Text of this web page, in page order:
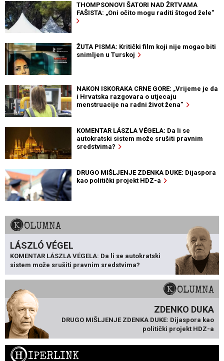
THOMPSONOVI ŠATORI NAD ŽRTVAMA
FAŠISTA: „Oni očito mogu raditi štogod žele“
ŽUTA PISMA: Kritički film koji nije mogao biti
snimljen u Turskoj
NAKON ISKORAKA CRNE GORE: „Vrijeme je da
i Hrvatska razgovara o utjecaju
menstruacije na radni život žena“
KOMENTAR LÁSZLA VÉGELA: Da li se
autokratski sistem može srušiti pravnim
sredstvima?
DRUGO MIŠLJENJE ZDENKA DUKE: Dijaspora
kao politički projekt HDZ-a
KOLUMNA
LÁSZLÓ VÉGEL
KOMENTAR LÁSZLA VÉGELA: Da li se autokratski
sistem može srušiti pravnim sredstvima?
KOLUMNA
ZDENKO DUKA
DRUGO MIŠLJENJE ZDENKA DUKE: Dijaspora kao
politički projekt HDZ-a
HIPERLINK